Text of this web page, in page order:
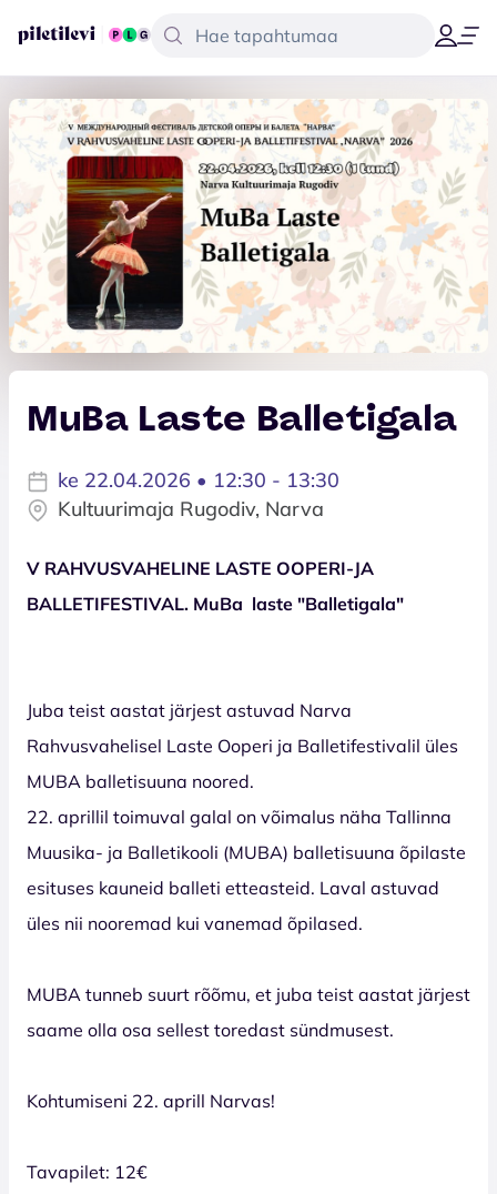
MuBa Laste Balletigala
ke 22.04.2026 • 12:30 - 13:30
Kultuurimaja Rugodiv, Narva
V RAHVUSVAHELINE LASTE OOPERI-JA
BALLETIFESTIVAL. MuBa laste "Balletigala"
Juba teist aastat järjest astuvad Narva
Rahvusvahelisel Laste Ooperi ja Balletifestivalil üles
MUBA balletisuuna noored.
22. aprillil toimuval galal on võimalus näha Tallinna
Muusika- ja Balletikooli (MUBA) balletisuuna õpilaste
esituses kauneid balleti etteasteid. Laval astuvad
üles nii nooremad kui vanemad õpilased.
MUBA tunneb suurt rõõmu, et juba teist aastat järjest
saame olla osa sellest toredast sündmusest.
Kohtumiseni 22. aprill Narvas!
Tavapilet: 12€